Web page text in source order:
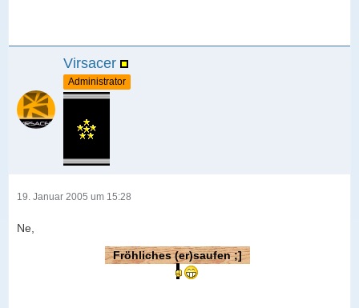
Virsacer
Administrator
19. Januar 2005 um 15:28
Ne,
Fröhliches (er)saufen ;]